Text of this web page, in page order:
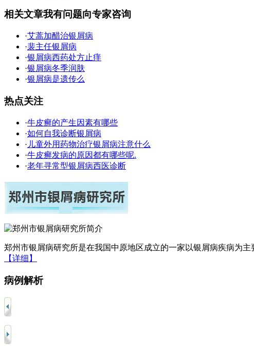
相关文章我有问题向专家咨询
·艾蒿加醋治银屑病
·裴主任银屑病
·银屑病西药处方止痒
·银屑病冬季润肤
·银屑病是遗传么
热点关注
·牛皮癣的产生因素有哪些
·如何自我诊断银屑病
· 儿童外用药物治疗银屑病注意什么
·牛皮癣发病的原因都有哪些呢.
·老年寻常型银屑病西医诊断
郑州市银屑病研究所是在我国中原地区成立的一家以银屑病疾病为
【详细】
病例解析